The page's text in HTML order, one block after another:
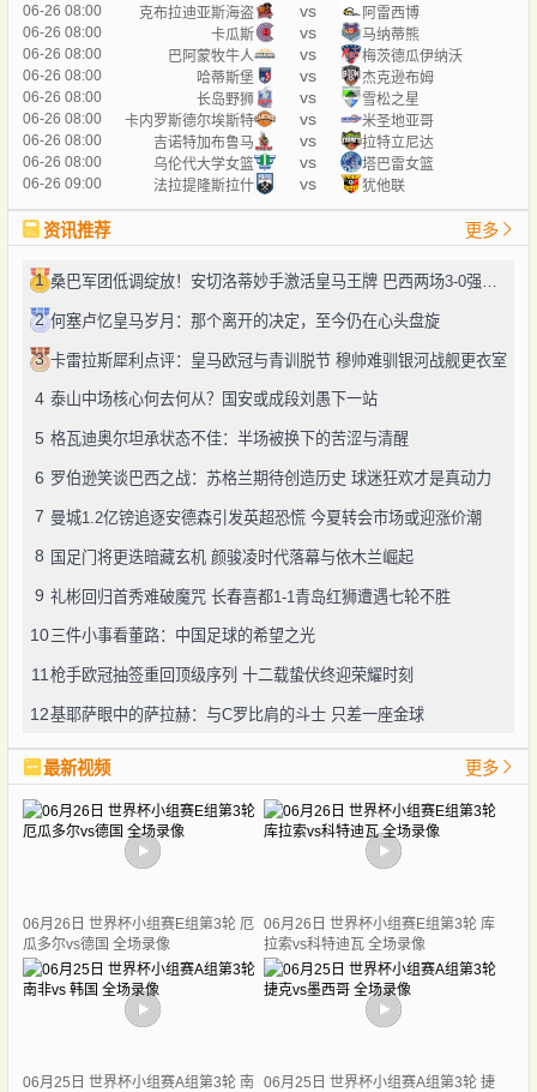
06-26 08:00 克布拉迪亚斯海盗 vs
阿雷西博
06-26 08:00
卡瓜斯 vs
马纳蒂熊
06-26 08:00
巴阿蒙牧牛人 vs
梅茨德瓜伊纳沃
06-26 08:00
哈蒂斯堡 vs
杰克逊布姆
06-26 08:00
长岛野狮 vs
雪松之星
06-26 08:00
卡内罗斯德尔埃斯特 vs
米圣地亚哥
06-26 08:00
吉诺特加布鲁马 vs
拉特立尼达
06-26 08:00
乌伦代大学女篮 vs
塔巴雷女篮
06-26 09:00
法拉提隆斯拉什 vs 犹他联
资讯推荐 更多
1
2 何塞卢忆皇马岁月：那个离开的决定，至今仍在心头盘旋
3 卡雷拉斯犀利点评：皇马欧冠与青训脱节 穆帅难驯银河战舰更衣室
4 泰山中场核心何去何从？国安或成段刘愚下一站
5 格瓦迪奥尔坦承状态不佳：半场被换下的苦涩与清醒
6 罗伯逊笑谈巴西之战：苏格兰期待创造历史 球迷狂欢才是真动力
7 曼城1.2亿镑追逐安德森引发英超恐慌 今夏转会市场或迎涨价潮
8 国足门将更迭暗藏玄机 颜骏凌时代落幕与依木兰崛起
9 礼彬回归首秀难破魔咒 长春喜都1-1青岛红狮遭遇七轮不胜
10三件小事看董路：中国足球的希望之光
11 枪手欧冠抽签重回顶级序列 十二载蛰伏终迎荣耀时刻
12基耶萨眼中的萨拉赫：与C罗比肩的斗士 只差一座金球
最新视频 更多
06月26日 世界杯小组赛E组第3轮 厄
瓜多尔vs德国 全场录像
06月26日 世界杯小组赛E组第3轮 库
拉索vs科特迪瓦 全场录像
06月25日 世界杯小组赛A组第3轮 南 06月25日 世界杯小组赛A组第3轮 捷